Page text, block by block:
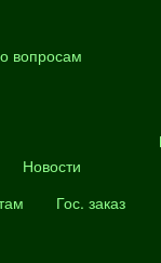
вопросам
Новости
Гос. заказ